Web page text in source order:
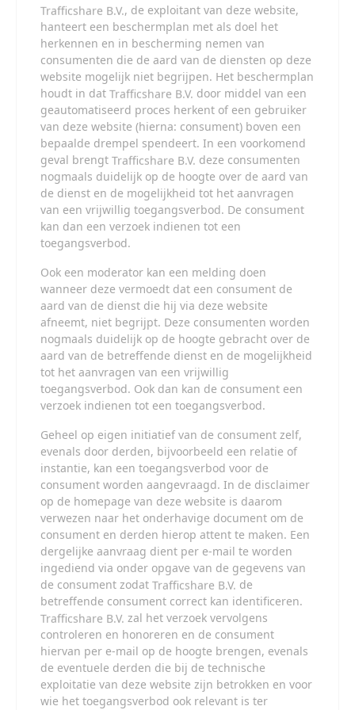
mogelijk te maken.
heeft niet de beschikking over middelen om
de inhoud van profielen van gebruikers op deze website te
controleren. Ook is
niet in staat om
gebruikers van deze website te controleren op een
strafrechtelijk verleden. Je dient dan ook zelf de nodige
zorgvuldigheid in acht te nemen bij de beoordeling of een
profiel niet misleidend is of onjuiste informatie bevat en of
een gebruiker van deze website je niet wil misleiden of
oplichten.
Via deze website verleent
, de exploitant van
deze website, chatdiensten voor entertainmentdoeleinden.
Om van deze diensten gebruik te kunnen maken, heb je
credits nodig. Je ontvangt er bij jouw aanmelding een paar
gratis, maar daarna dien je voor credits te betalen. De
kosten daarvoor tref je aan bij jouw bestelling van credits en
op de paginaKosten.
behoudt zich het recht voor om zelf
profielen berichten aan jou als gebruiker te verzenden. Door
gebruik van deze website begrijp en accepteer je dat de
profielen op deze website gefingeerd zijn. Deze gefingeerde
profielen zijn alleen aangemaakt om berichten en flirts mee
uit te wisselen; fysieke afspraken met de persoon achter
een gefingeerd profiel zijn dan ook niet mogelijk.
Wees voorzichtig bij het praten met vreemden via deze
website. Je weet immers nooit of ze goede of verkeerde
bedoelingen hebben. Gebruik dan ook nooit jouw
achternaam, e-mailadres, huis- of werkadres,
op deze website.
Zet iemand jou onder druk op deze website, bijvoorbeeld om
persoonlijke of financiële gegevens te verstrekken? Stop dan
meteen met het communiceren met deze persoon. Let er
ook op dat mensen in staat zijn op een listige manier
dergelijke gegevens van je te verkrijgen. Communiceer
daarom altijd oplettend en voorzichtig via deze website.
Voorkom dat jouw minderjarige kinderen met erotische of
anderszins voor minderjarigen ongeschikte online content in
aanraking komen. Daarvoor enkele tips:
Installeer programma's voor ouderlijk toezicht op jouw
apparaat. Voorbeelden van programma's voor
ouderlijk toezicht zijnNetnanny, Connectsafely,
Kasperskyen Norton. Deze programma's werken
zodanig dat toegang tot specifieke websites en online
inhoud worden geblokkeerd. Vaak blokkeren deze
programma's standaard al een groot aantal websites
waarvan algemeen verondersteld wordt dat deze
ongeschikt zijn voor minderjarigen. Door middel van
updates kunnen daar steeds nieuwe websites aan
, de exploitant van deze website,
hanteert een beschermplan met als doel het
herkennen en in bescherming nemen van
consumenten die de aard van de diensten op deze
website mogelijk niet begrijpen. Het beschermplan
houdt in dat
door middel van een
geautomatiseerd proces herkent of een gebruiker
van deze website (hierna: consument) boven een
bepaalde drempel spendeert. In een voorkomend
geval brengt
deze consumenten
nogmaals duidelijk op de hoogte over de aard van
de dienst en de mogelijkheid tot het aanvragen
van een vrijwillig toegangsverbod. De consument
kan dan een verzoek indienen tot een
toegangsverbod.
Ook een moderator kan een melding doen
wanneer deze vermoedt dat een consument de
aard van de dienst die hij via deze website
afneemt, niet begrijpt. Deze consumenten worden
nogmaals duidelijk op de hoogte gebracht over de
aard van de betreffende dienst en de mogelijkheid
tot het aanvragen van een vrijwillig
toegangsverbod. Ook dan kan de consument een
verzoek indienen tot een toegangsverbod.
Geheel op eigen initiatief van de consument zelf,
evenals door derden, bijvoorbeeld een relatie of
instantie, kan een toegangsverbod voor de
consument worden aangevraagd. In de disclaimer
op de homepage van deze website is daarom
verwezen naar het onderhavige document om de
consument en derden hierop attent te maken. Een
dergelijke aanvraag dient per e-mail te worden
ingediend via onder opgave van de gegevens van
de consument zodat
de
betreffende consument correct kan identificeren.
zal het verzoek vervolgens
controleren en honoreren en de consument
hiervan per e-mail op de hoogte brengen, evenals
de eventuele derden die bij de technische
exploitatie van deze website zijn betrokken en voor
wie het toegangsverbod ook relevant is ter